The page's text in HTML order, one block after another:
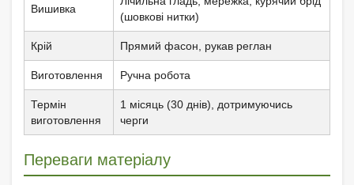
Вишивка
(шовкові нитки)
Крій Прямий фасон, рукав реглан
Виготовлення Ручна робота
Термін
виготовлення
1 місяць (30 днів), дотримуючись
черги
Переваги матеріалу